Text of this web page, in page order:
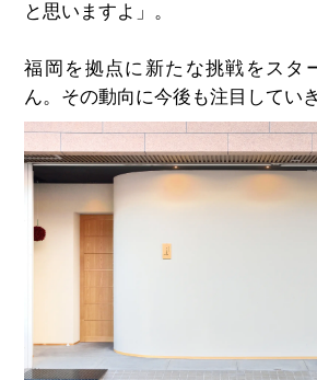
と思いますよ」。
福岡を拠点に新たな挑戦をスタ
ん。その動向に今後も注目してい